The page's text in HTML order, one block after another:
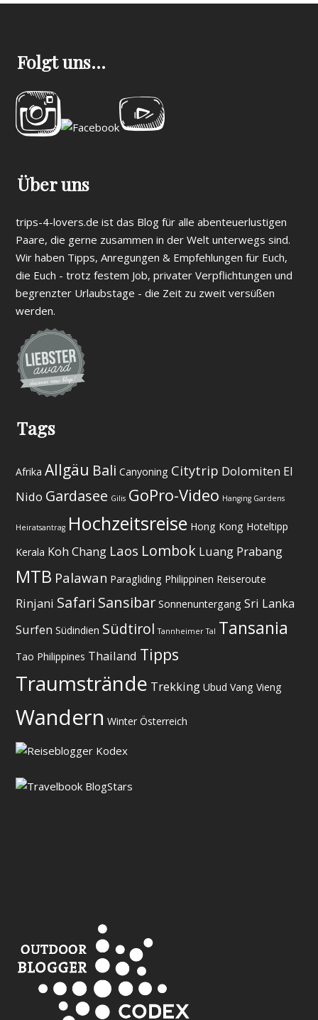
Folgt uns…
Über uns
trips-4-lovers.de ist das Blog für alle abenteuerlustigen
Paare, die gerne zusammen in der Welt unterwegs sind.
Wir haben Tipps, Anregungen & Empfehlungen für Euch,
die Euch - trotz festem Job, privater Verpflichtungen und
begrenzter Urlaubstage - die Zeit zu zweit versüßen
werden.
Tags
Afrika Allgäu Bali Canyoning Citytrip Dolomiten El
Nido Gardasee Gilis GoPro-Video Hanging Gardens
Heiratsantrag Hochzeitsreise Hong Kong Hoteltipp
Kerala Koh Chang Laos Lombok Luang Prabang
MTB Palawan Paragliding Philippinen Reiseroute
Rinjani Safari Sansibar Sonnenuntergang Sri Lanka
Surfen Südindien Südtirol Tannheimer Tal Tansania
Tao Philippines Thailand Tipps
Traumstrände Trekking Ubud Vang Vieng
Wandern Winter Österreich